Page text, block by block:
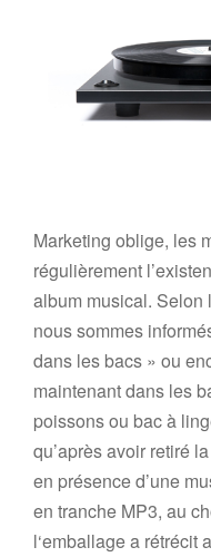
Marketing oblige, les
régulièrement
album musical. Selon
nous sommes
dans les bacs » ou
maintenant dans les
poissons ou bac à
qu’après avoir retiré
en présence d’une
en tranche MP3, au
l‘emballage a rétrécit